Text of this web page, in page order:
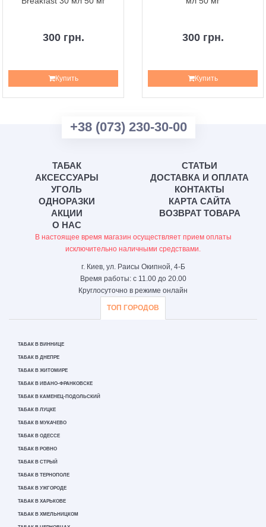
300 грн.
Купить
300 грн.
Купить
+38 (073) 230-30-00
ТАБАК
АКСЕССУАРЫ
УГОЛЬ
ОДНОРАЗКИ
АКЦИИ
О НАС
СТАТЬИ
ДОСТАВКА И ОПЛАТА
КОНТАКТЫ
КАРТА САЙТА
ВОЗВРАТ ТОВАРА
В настоящее время магазин осуществляет прием оплаты
исключительно наличными средствами.
г. Киев, ул. Раисы Окипной, 4-Б
Время работы: с 11.00 до 20.00
Круглосуточно в режиме онлайн
ТОП ГОРОДОВ
ТАБАК В ВИННИЦЕ
ТАБАК В ДНЕПРЕ
ТАБАК В ЖИТОМИРЕ
ТАБАК В ИВАНО-ФРАНКОВСКЕ
ТАБАК В КАМЕНЕЦ-ПОДОЛЬСКИЙ
ТАБАК В ЛУЦКЕ
ТАБАК В МУКАЧЕВО
ТАБАК В ОДЕССЕ
ТАБАК В РОВНО
ТАБАК В СТРЫЙ
ТАБАК В ТЕРНОПОЛЕ
ТАБАК В УЖГОРОДЕ
ТАБАК В ХАРЬКОВЕ
ТАБАК В ХМЕЛЬНИЦКОМ